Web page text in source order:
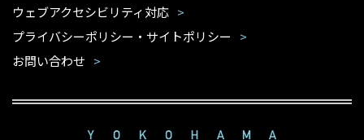
ウェブアクセシビリティ対応
プライバシーポリシー・サイトポリシー
お問い合わせ